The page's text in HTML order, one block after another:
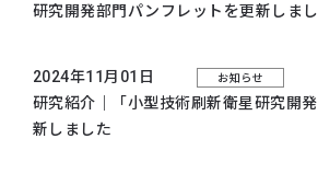
研究開発部門パンフレットを更新しま
2024年11月01日 お知らせ
研究紹介｜「小型技術刷新衛星研究開
新しました